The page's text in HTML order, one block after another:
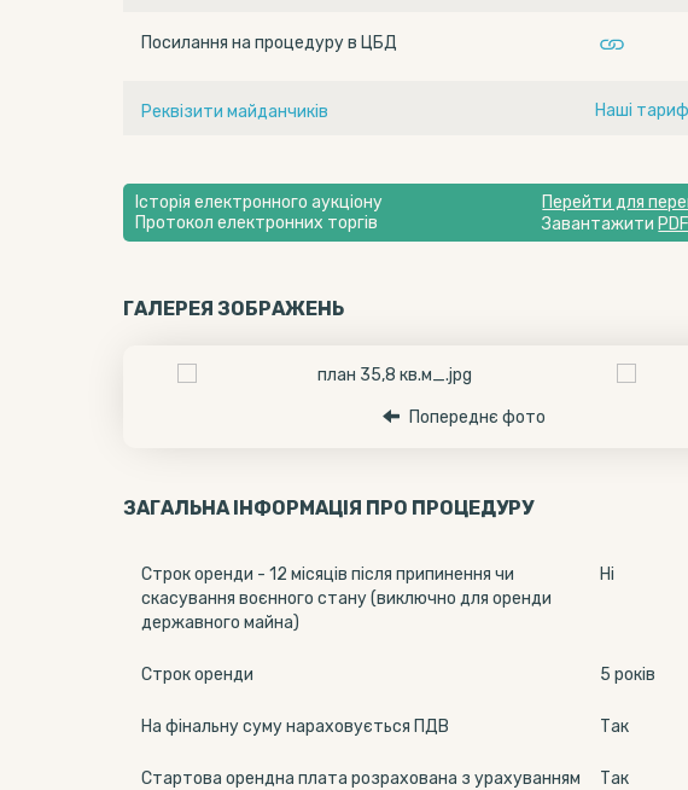
Посилання на процедуру в ЦБД
Реквізити майданчиків Наші
Історія електронного аукціону
Перейти для
Протокол електронних торгів
Завантажити PDF
ГАЛЕРЕЯ ЗОБРАЖЕНЬ
Попереднє фото
ЗАГАЛЬНА ІНФОРМАЦІЯ ПРО ПРОЦЕДУРУ
Строк оренди - 12 місяців після припинення чи
скасування воєнного стану (виключно для оренди
державного майна)
Ні
Строк оренди 5 років
На фінальну суму нараховується ПДВ Так
Стартова орендна плата розрахована з урахуванням
Так